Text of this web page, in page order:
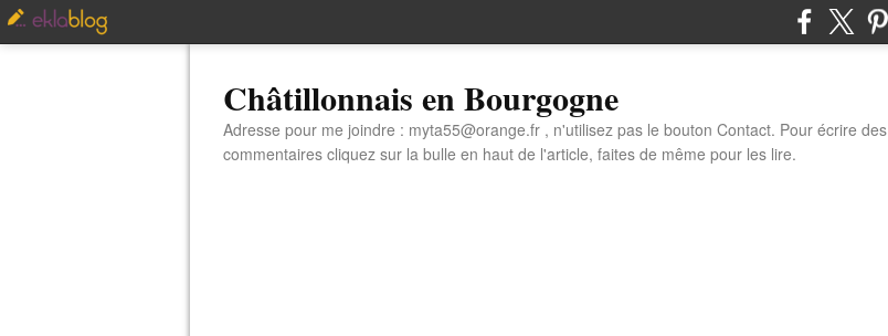
Châtillonnais en Bourgogne
Adresse pour me joindre : myta55@orange.fr , n'utilisez pas le bouton Contact. Pour écrire des
commentaires cliquez sur la bulle en haut de l'article, faites de même pour les lire.